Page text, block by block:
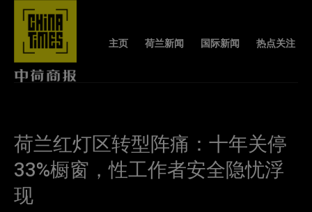
主页 荷兰新闻 国际新闻 热点关注
荷兰红灯区转型阵痛：十年关停
33%橱窗，性工作者安全隐忧浮
现